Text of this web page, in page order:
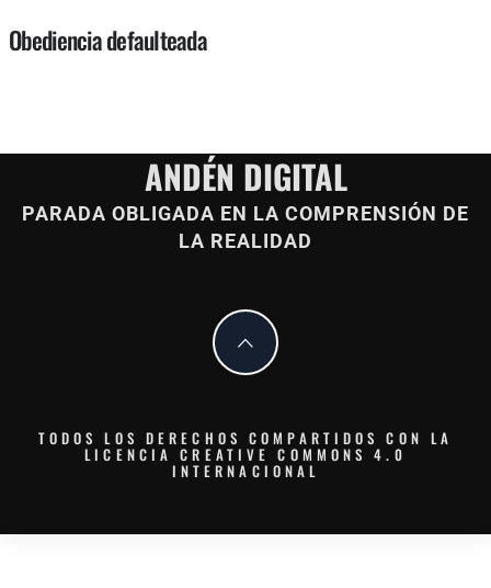
Obediencia defaulteada
ANDÉN DIGITAL
PARADA OBLIGADA EN LA COMPRENSIÓN DE
LA REALIDAD
TODOS LOS DERECHOS COMPARTIDOS CON LA
LICENCIA CREATIVE COMMONS 4.0
INTERNACIONAL